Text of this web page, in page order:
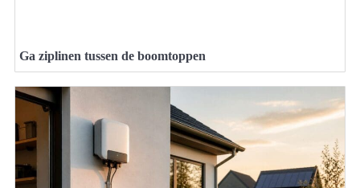
Ga ziplinen tussen de boomtoppen